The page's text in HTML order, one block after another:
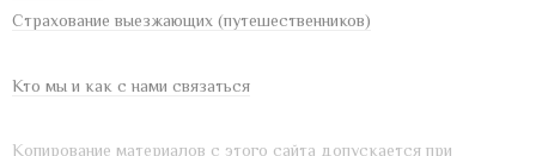
Страхование выезжающих (путешественников)
Кто мы и как с нами связаться
Копирование материалов с этого сайта допускается при